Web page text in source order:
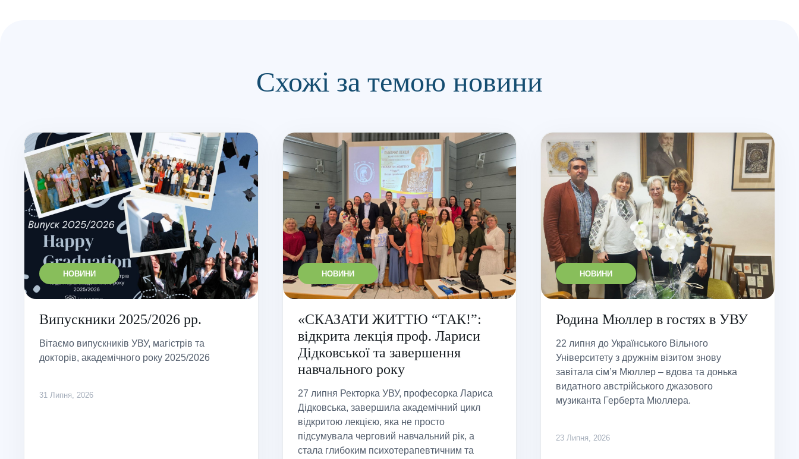
Схожі за темою новини
НОВИНИ
Випускники 2025/2026 рр.
Вітаємо випускників УВУ, магістрів та
докторів, академічного року 2025/2026
31 Липня, 2026
НОВИНИ
«СКАЗАТИ ЖИТТЮ “ТАК!”:
відкрита лекція проф. Лариси
Дідковської та завершення
навчального року
27 липня Ректорка УВУ, професорка Лариса
Дідковська, завершила академічний цикл
відкритою лекцією, яка не просто
підсумувала черговий навчальний рік, а
стала глибоким психотерапевтичним та
НОВИНИ
Родина Мюллер в гостях в УВУ
22 липня до Українського Вільного
Університету з дружнім візитом знову
завітала сім’я Мюллер – вдова та донька
видатного австрійського джазового
музиканта Герберта Мюллера.
23 Липня, 2026